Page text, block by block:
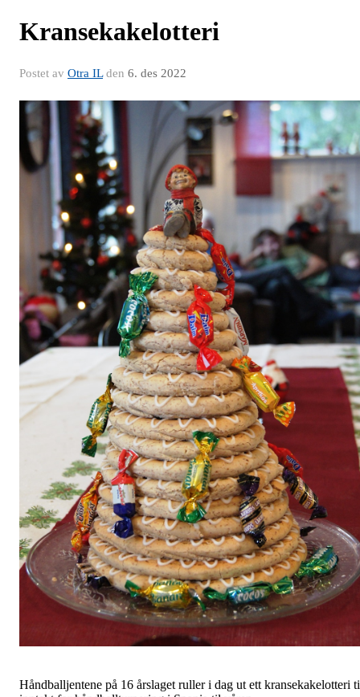
Kransekakelotteri
Postet av Otra ILden 6. des 2022
Håndballjentene på 16 årslaget ruller i dag ut ett kransekakelotteri